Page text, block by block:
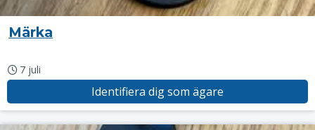
Märka
7 juli
Identifiera dig som ägare